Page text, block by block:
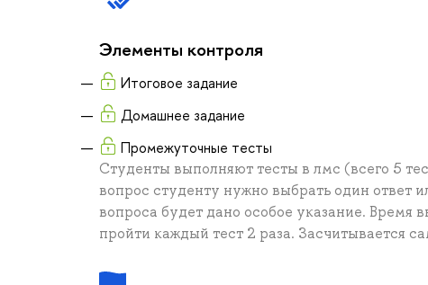
Элементы контроля
Итоговое задание
Домашнее задание
Промежуточные тесты
Студенты выполняют тесты в лмс (всего 5
вопрос студенту нужно выбрать один ответ
вопроса будет дано особое указание. Время
пройти каждый тест 2 раза. Засчитывается